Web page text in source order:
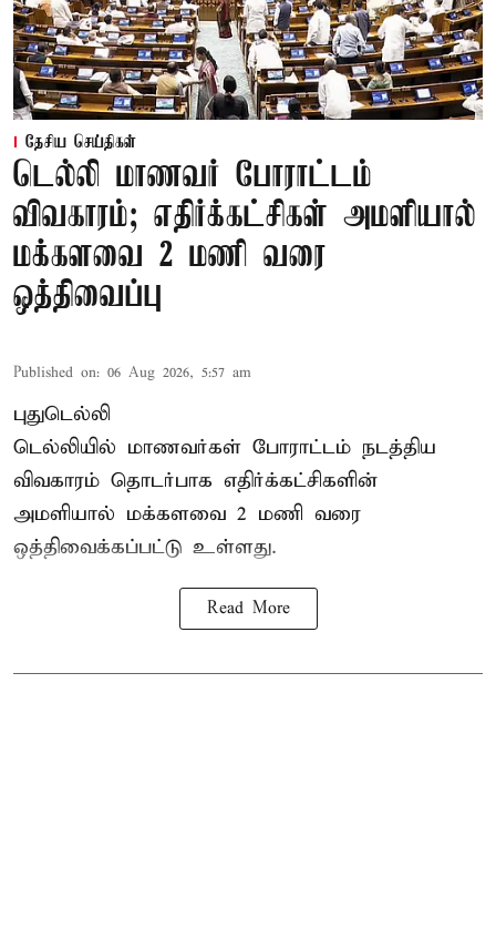
தேசிய செய்திகள்
டெல்லி மாணவர் போராட்டம்
விவகாரம்; எதிர்க்கட்சிகள் அமளியால்
மக்களவை 2 மணி வரை
ஒத்திவைப்பு
Published on: 06 Aug 2026, 5:57 am
புதுடெல்லி
டெல்லியில் மாணவர்கள் போராட்டம் நடத்திய
விவகாரம் தொடர்பாக எதிர்க்கட்சிகளின்
அமளியால் மக்களவை 2 மணி வரை
ஒத்திவைக்கப்பட்டு உள்ளது.
Read More